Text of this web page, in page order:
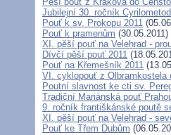
Jubilejní 30. ročník
Pouť k sv. Prokopu 2011
Pouť k pramenům (30.05.2011)
XI. pěší pouť na Velehrad -
Dívčí pěší pouť 2011
Pouť na Křemešník 2011
VI. cyklopouť z Olbramkostela
Poutní slavnost ke cti sv.
Tradiční Mariánská pouť
9. ročník františkánské poutě
XI. pěší pouť na Velehrad -
Pouť ke Třem Dubům